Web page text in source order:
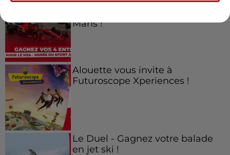
Mans !
Alouette vous invite à
Futuroscope Xperiences !
Le Duel - Gagnez votre balade
en jet ski !